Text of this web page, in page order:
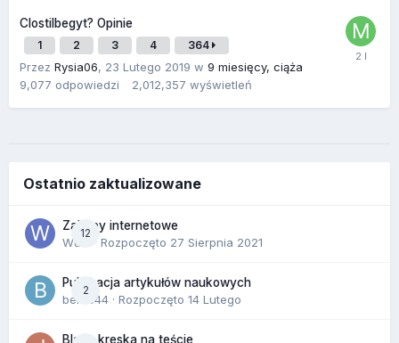
Clostilbegyt? Opinie
1 2 3 4 364
Przez Rysia06, 23 Lutego 2019 w 9 miesięcy, ciąża
9,077 odpowiedzi 2,012,357 wyświetleń
Ostatnio zaktualizowane
12
Zakupy internetowe
Wula
· Rozpoczęto 27 Sierpnia 2021
2
Publikacja artykułów naukowych
berus44 · Rozpoczęto 14 Lutego
Blada kreska na teście